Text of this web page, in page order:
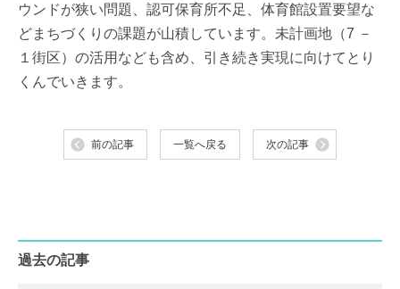
ウンドが狭い問題、認可保育所不足、体育館設置要望な
どまちづくりの課題が山積しています。未計画地（7 －
１街区）の活用なども含め、引き続き実現に向けてとり
くんでいきます。
前の記事 一覧へ戻る 次の記事
過去の記事